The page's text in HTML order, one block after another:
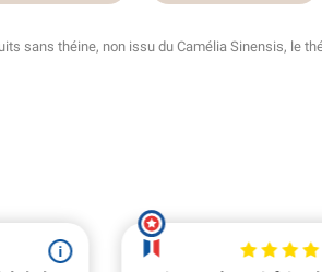
sans théine, non issu du Camélia Sinensis, le